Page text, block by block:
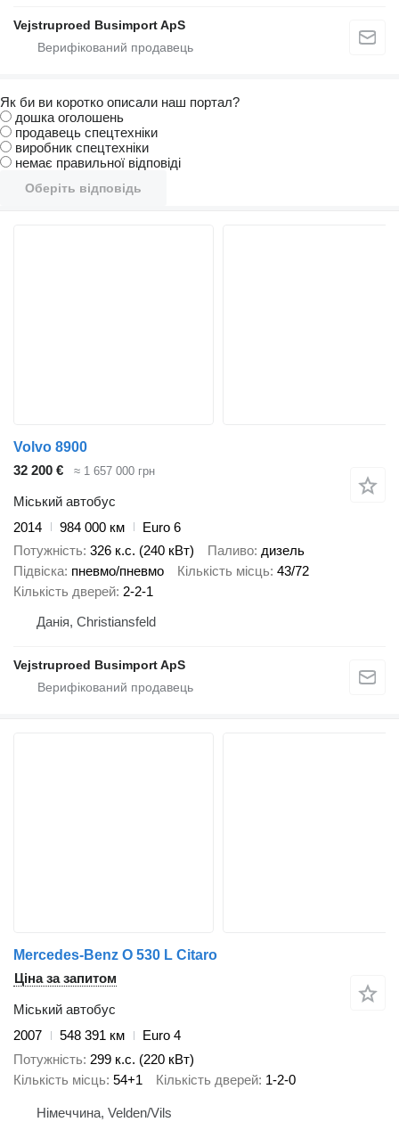
Vejstruproed Busimport ApS
Як би ви коротко описали наш портал?
дошка оголошень
продавець спецтехніки
виробник спецтехніки
немає правильної відповіді
Оберіть відповідь
Volvo 8900
32 200 €
≈ 1 657 000 грн
Міський автобус
2014
984 000 км
Euro 6
Потужність 326 к.с. (240 кВт) Паливо дизель
Підвіска пневмо/пневмо Кількість місць 43/72
Кількість дверей 2-2-1
Данія, Christiansfeld
Vejstruproed Busimport ApS
Mercedes-Benz O 530 L Citaro
Ціна за запитом
Міський автобус
2007
548 391 км
Euro 4
Потужність 299 к.с. (220 кВт)
Кількість місць 54+1 Кількість дверей 1-2-0
Німеччина, Velden/Vils